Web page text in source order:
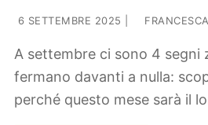
6 SETTEMBRE 2025
A settembre ci sono 4 segni
fermano davanti a nulla:
perché questo mese sarà il